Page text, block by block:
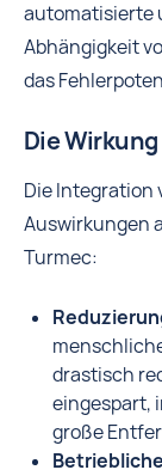
automatisierte
Abhängigkeit
das
Die Wirkung
Die Integration
Auswirkungen
Turmec:
drastisch
eingespart,
große